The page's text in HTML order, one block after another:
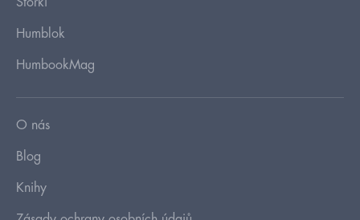
Humblok
HumbookMag
O nás
Blog
Knihy